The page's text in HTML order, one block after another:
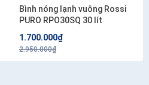
Bình nóng lạnh vuông Rossi
PURO RPO30SQ 30 lít
1.700.000₫
2.950.000₫